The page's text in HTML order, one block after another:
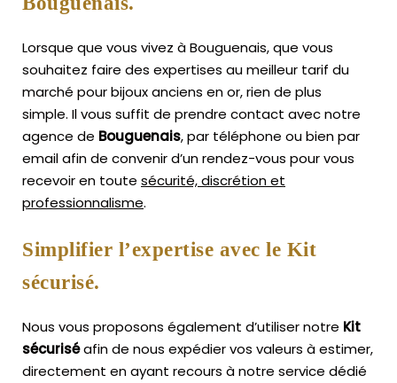
Lorsque que vous vivez à Bouguenais, que vous
souhaitez faire des expertises au meilleur tarif du
marché pour bijoux anciens en or, rien de plus
simple. Il vous suffit de prendre contact avec notre
agence de Bouguenais, par téléphone ou bien par
email afin de convenir d’un rendez-vous pour vous
recevoir en toute sécurité, discrétion et
professionnalisme.
Simplifier l’expertise avec le Kit
sécurisé.
Nous vous proposons également d’utiliser notre Kit
sécuriséafin de nous expédier vos valeurs à estimer,
directement en ayant recours à notre service dédié